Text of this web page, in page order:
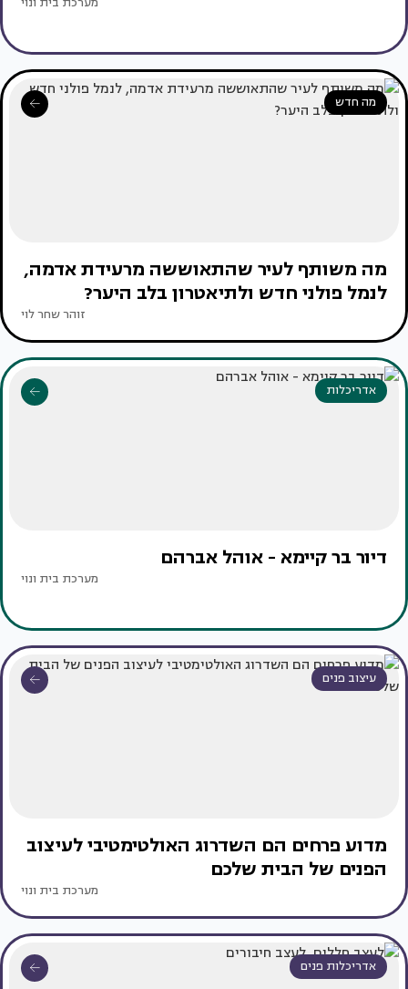
מה חדש
מה משותף לעיר שהתאוששה מרעידת אדמה,
לנמל פולני חדש ולתיאטרון בלב היער?
זוהר שחר לוי
אדריכלות
דיור בר קיימא - אוהל אברהם
מערכת בית ונוי
עיצוב פנים
מדוע פרחים הם השדרוג האולטימטיבי לעיצוב
הפנים של הבית שלכם
מערכת בית ונוי
אדריכלות פנים